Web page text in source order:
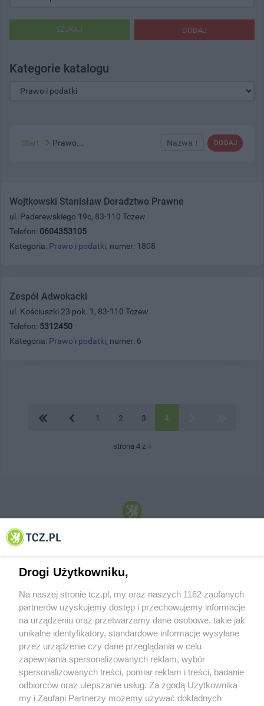
DODAJ
SZUKAJ
Kategorie katalogu
DODAJ
Nazwa ↑
Start Prawo...
Wojtkowski Stanisław Doradztwo Prawne
ul. Paderewskiego 19c, 83-110 Tczew
Telefon: 0604353105
Kategoria: Prawo i podatki, numer: 1808
Zespół Adwokacki
ul. Kościuszki 23 pok. 1, 83-110 Tczew
Telefon: 5312450
Kategoria: Prawo i podatki, numer: 6
1 2 3 4
strona 4 z 4
© 2001-2026 Tczew - TCZ.PL Sp. z o.o. Internetowy Serwis Informacyjny Miasta
O FIRMIE POLITYKA PRYWATNOŚCI HOSTING
REKLAMA WSPÓŁPRACA RSS FACEBOOK KONTAKT
Drogi Użytkowniku,
Na naszej stronie tcz.pl, my oraz naszych 1162 zaufanych
partnerów uzyskujemy dostęp i przechowujemy informacje
na urządzeniu oraz przetwarzamy dane osobowe, takie jak
unikalne identyfikatory, standardowe informacje wysyłane
przez urządzenie czy dane przeglądania w celu
zapewniania spersonalizowanych reklam, wybór
spersonalizowanych treści, pomiar reklam i treści, badanie
odbiorców oraz ulepszanie usług. Za zgodą Użytkownika
my i Zaufani Partnerzy możemy używać dokładnych